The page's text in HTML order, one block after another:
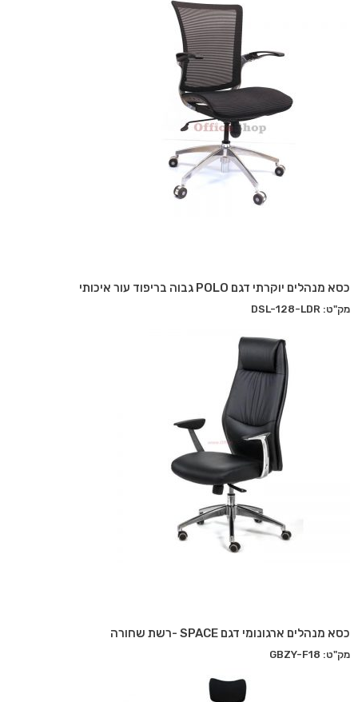
כסא מנהלים יוקרתי דגם POLO גבוה בריפוד עור איכותי
מק"ט: DSL-128-LDR
כסא מנהלים ארגונומי דגם SPACE -רשת שחורה
מק"ט: GBZY-F18